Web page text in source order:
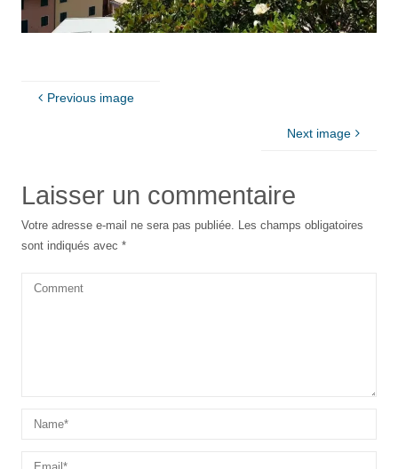
Previous image
Next image
Laisser un commentaire
Votre adresse e-mail ne sera pas publiée. Les champs obligatoires
sont indiqués avec*